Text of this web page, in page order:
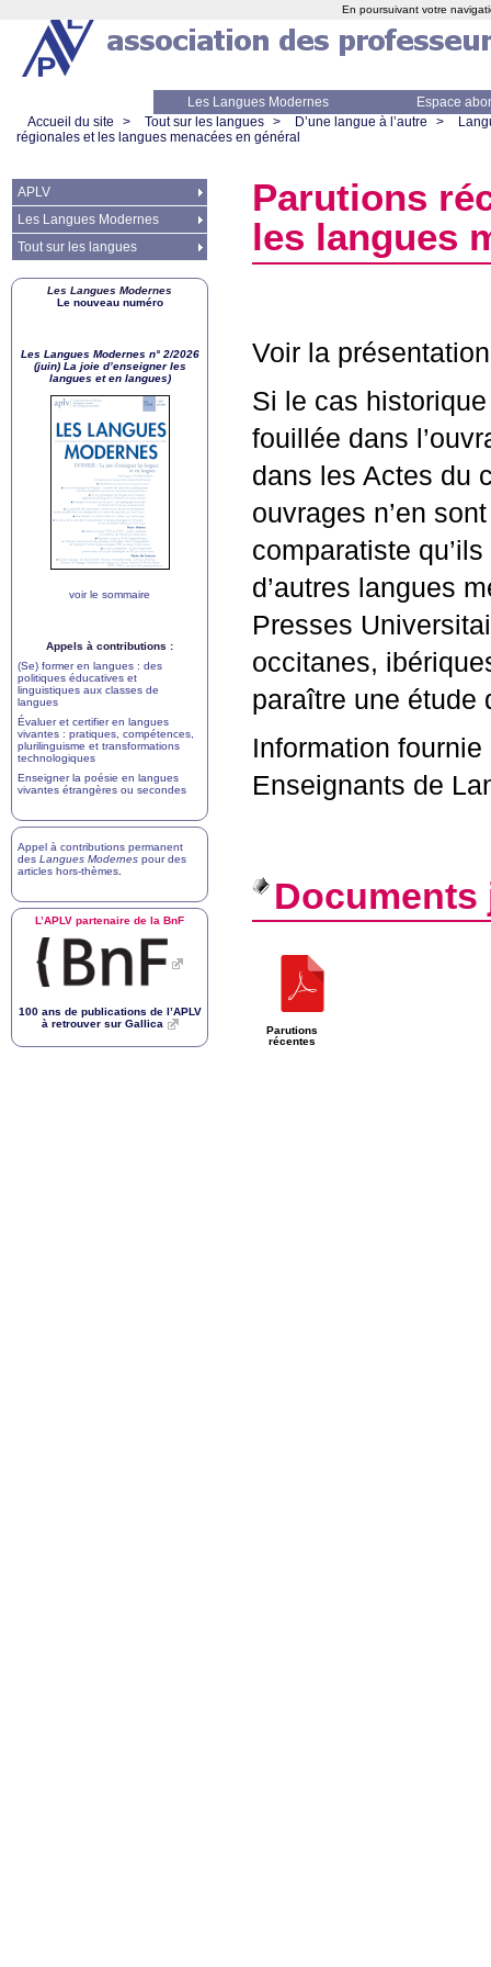
Les Langues Modernes
Espace
Accueil du site
> Tout sur les langues > D’une langue à l’autre >
régionales et les langues menacées en général
Parutions
les langues
Voir la
Si le cas
fouillée dans
dans les Actes du
ouvrages n’en
comparatiste
d’autres langues
Presses
occitanes,
paraître une étude
Information
Enseignants de
Documents
Parutions
récentes
APLV
Les Langues Modernes
Tout sur les langues
Les Langues Modernes
Le nouveau numéro
Les Langues Modernes n° 2/2026
(juin) La joie d’enseigner les
langues et en langues)
voir le sommaire
Appels à contributions :
(Se) former en langues : des
politiques éducatives et
linguistiques aux classes de
langues
Évaluer et certifier en langues
vivantes : pratiques, compétences,
plurilinguisme et transformations
technologiques
Enseigner la poésie en langues
vivantes étrangères ou secondes
Appel à contributions permanent
des Langues Modernes pour des
articles hors-thèmes
L’APLV partenaire de la BnF
100 ans de publications de l’APLV
à retrouver sur Gallica
En poursuivant votre